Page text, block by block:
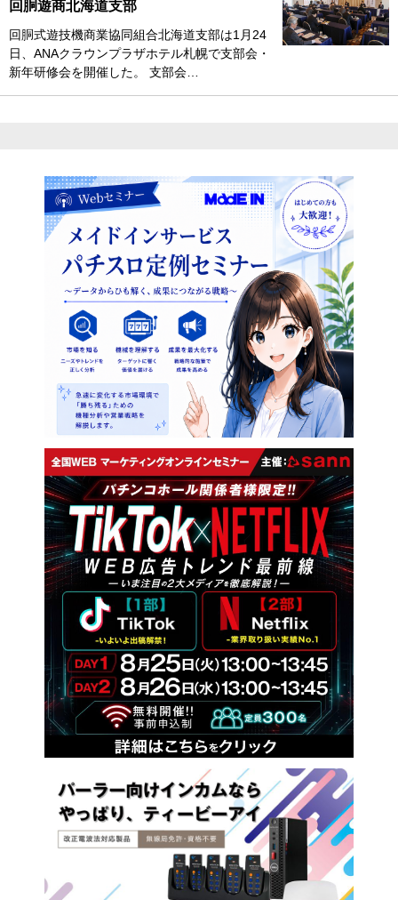
回胴遊商北海道支部
回胴式遊技機商業協同組合北海道支部は1月24
日、ANAクラウンプラザホテル札幌で支部会・
新年研修会を開催した。 支部会…